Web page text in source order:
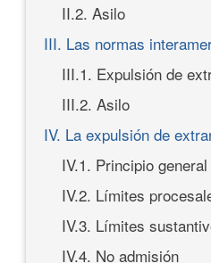
II.2. Asilo
III. Las normas
III.1. Expulsión de
III.2. Asilo
IV. La expulsión de
IV.1. Principio
IV.2. Límites
IV.3. Límites
IV.4. No admisión